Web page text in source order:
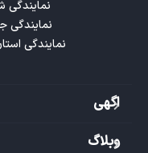
نمایندگی استان
اگهی
وبلاگ